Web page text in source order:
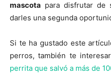
mascota para disfrutar de
darles una segunda
Si te ha gustado este
perros, también te
perrita que salvó a más de